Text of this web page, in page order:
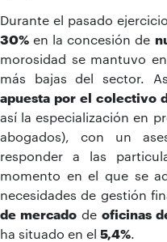
Durante el pasado
30% en la concesión de
morosidad se mantuvo
más bajas del sector.
apuesta por el colectivo
así la especialización en
abogados), con un
responder a las
momento en el que se
necesidades de gestión
de mercado deoficinas
ha situado en el 5,4%